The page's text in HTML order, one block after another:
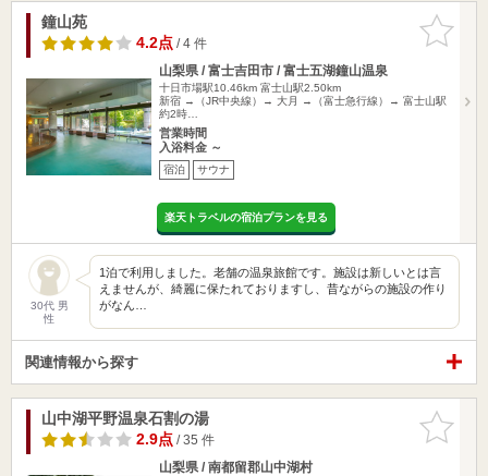
お気に入
りに追加
鐘山苑
4.2点/ 4 件
山梨県 / 富士吉田市 / 富士五湖鐘山温泉
十日市場駅10.46km 富士山駅2.50km
新宿 →（JR中央線）→ 大月 →（富士急行線）→ 富士山駅
約2時…
営業時間
入浴料金 ～
宿泊 サウナ
楽天トラベルの宿泊プランを見る
30代 男
性
1泊で利用しました。老舗の温泉旅館です。施設は新しいとは言
えませんが、綺麗に保たれておりますし、昔ながらの施設の作り
がなん…
関連情報から探す
お気に入
りに追加
山中湖平野温泉石割の湯
2.9点/ 35 件
山梨県 / 南都留郡山中湖村